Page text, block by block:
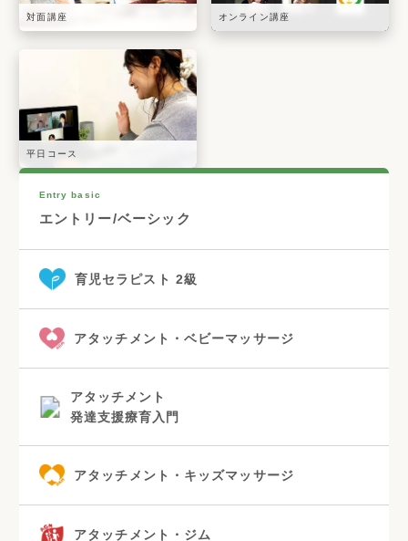
対面講座 オンライン講座
平日コース
Entry basic
エントリー/ベーシック
育児セラピスト 2級
アタッチメント・ベビーマッサージ
アタッチメント
発達支援療育入門
アタッチメント・キッズマッサージ
アタッチメント・ジム